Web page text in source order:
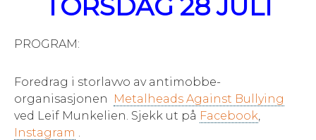
TORSDAG 28 JULI
PROGRAM:
Foredrag i storlavvo av antimobbe-
organisasjonen
Metalheads Against Bullying
ved Leif Munkelien. Sjekk ut på Facebook,
Instagram .